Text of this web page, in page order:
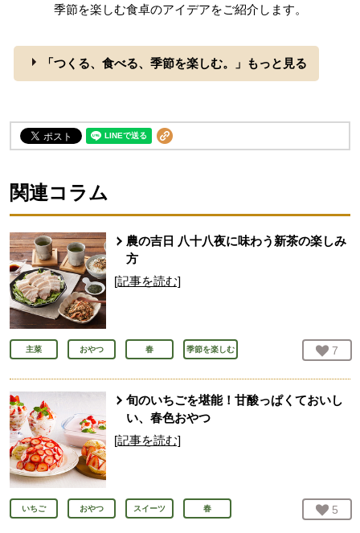
季節を楽しむ食卓のアイデアをご紹介します。
「つくる、食べる、季節を楽しむ。」もっと見る
関連コラム
農の吉日 八十八夜に味わう新茶の楽しみ
方
[記事を読む]
主菜 おやつ 春 季節を楽しむ お気
7
旬のいちごを堪能！甘酸っぱくておいし
い、春色おやつ
[記事を読む]
いちご おやつ スイーツ 春 お気
5